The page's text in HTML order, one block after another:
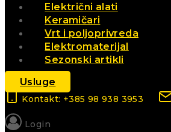
Električni alati
Keramičari
Vrt i poljoprivreda
Elektromaterijal
Sezonski artikli
Usluge
Kontakt: +385 98 938 3953
Login